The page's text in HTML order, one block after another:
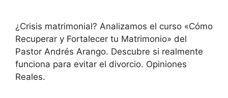
¿Crisis matrimonial? Analizamos el curso «Cómo
Recuperar y Fortalecer tu Matrimonio» del
Pastor Andrés Arango. Descubre si realmente
funciona para evitar el divorcio. Opiniones
Reales.